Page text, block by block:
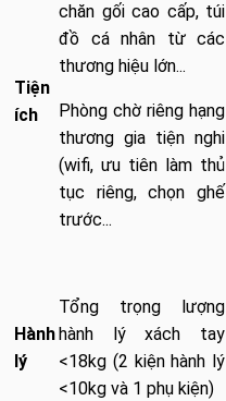
Tiện
ích
chăn gối cao cấp, túi
đồ cá nhân từ các
thương hiệu lớn...
Phòng chờ riêng hạng
thương gia tiện nghi
(wifi, ưu tiên làm thủ
tục riêng, chọn ghế
trước...
Hành
lý
Tổng trọng lượng
hành lý xách tay
<18kg (2 kiện hành lý
<10kg và 1 phụ kiện)